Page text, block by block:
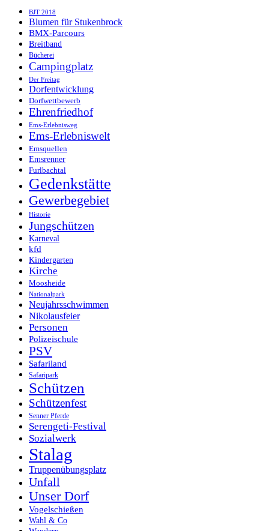
BJT 2018
Blumen für Stukenbrock
BMX-Parcours
Breitband
Bücherei
Campingplatz
Der Freitag
Dorfentwicklung
Dorfwettbewerb
Ehrenfriedhof
Ems-Erlebnisweg
Ems-Erlebniswelt
Emsquellen
Emsrenner
Furlbachtal
Gedenkstätte
Gewerbegebiet
Historie
Jungschützen
Karneval
kfd
Kindergarten
Kirche
Moosheide
Nationalpark
Neujahrsschwimmen
Nikolausfeier
Personen
Polizeischule
PSV
Safariland
Safaripark
Schützen
Schützenfest
Senner Pferde
Serengeti-Festival
Sozialwerk
Stalag
Truppenübungsplatz
Unfall
Unser Dorf
Vogelschießen
Wahl & Co